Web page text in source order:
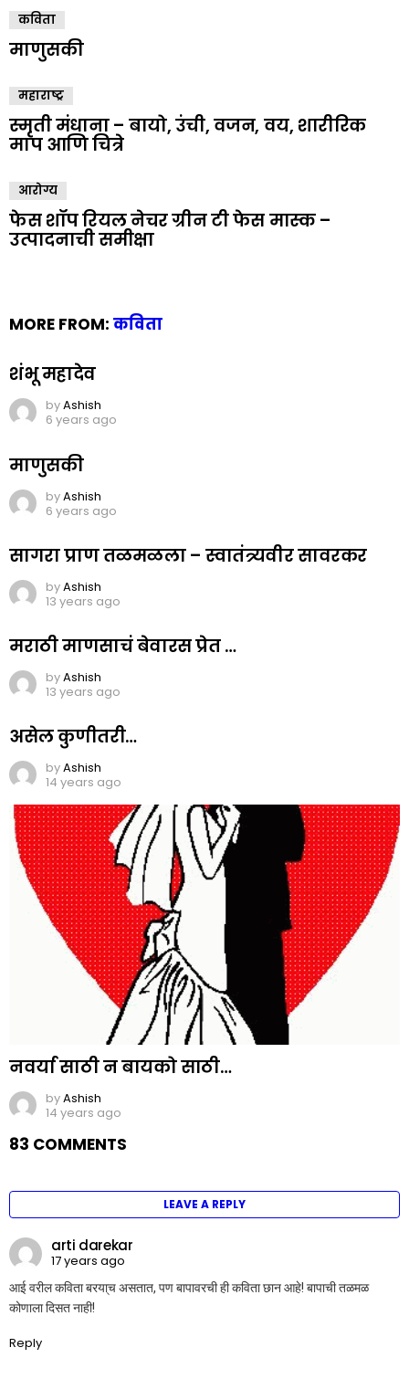
कविता
माणुसकी
महाराष्ट्र
स्मृती मंधाना – बायो, उंची, वजन, वय, शारीरिक
माप आणि चित्रे
आरोग्य
फेस शॉप रियल नेचर ग्रीन टी फेस मास्क –
उत्पादनाची समीक्षा
MORE FROM: कविता
शंभू महादेव
byAshish
6 years ago
माणुसकी
byAshish
6 years ago
सागरा प्राण तळमळला – स्वातंत्र्यवीर सावरकर
byAshish
13 years ago
मराठी माणसाचं बेवारस प्रेत …
byAshish
13 years ago
असेल कुणीतरी…
byAshish
14 years ago
नवर्या साठी न बायको साठी…
byAshish
14 years ago
83 COMMENTS
LEAVE A REPLY
arti darekar
17 years ago
आई वरील कविता बरया्च असतात, पण बापावरची ही कविता छान आहे! बापाची तळमळ
कोणाला दिसत नाही!
Reply